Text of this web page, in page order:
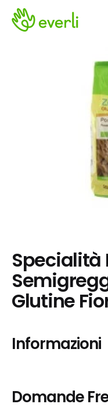
Specialità
Glutine
Informazioni
Domande